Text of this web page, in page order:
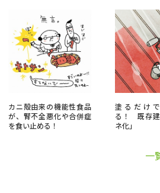
大学検索
カニ殻由来の機能性食品
が、腎不全悪化や合併症
を食い止める！
塗るだけ
る！ 既存建
ネ化」
一